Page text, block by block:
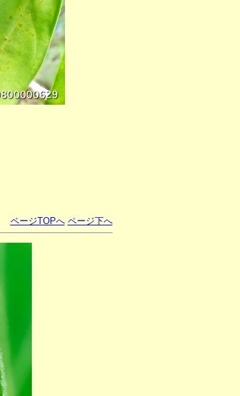
ページTOPへ ページ下へ